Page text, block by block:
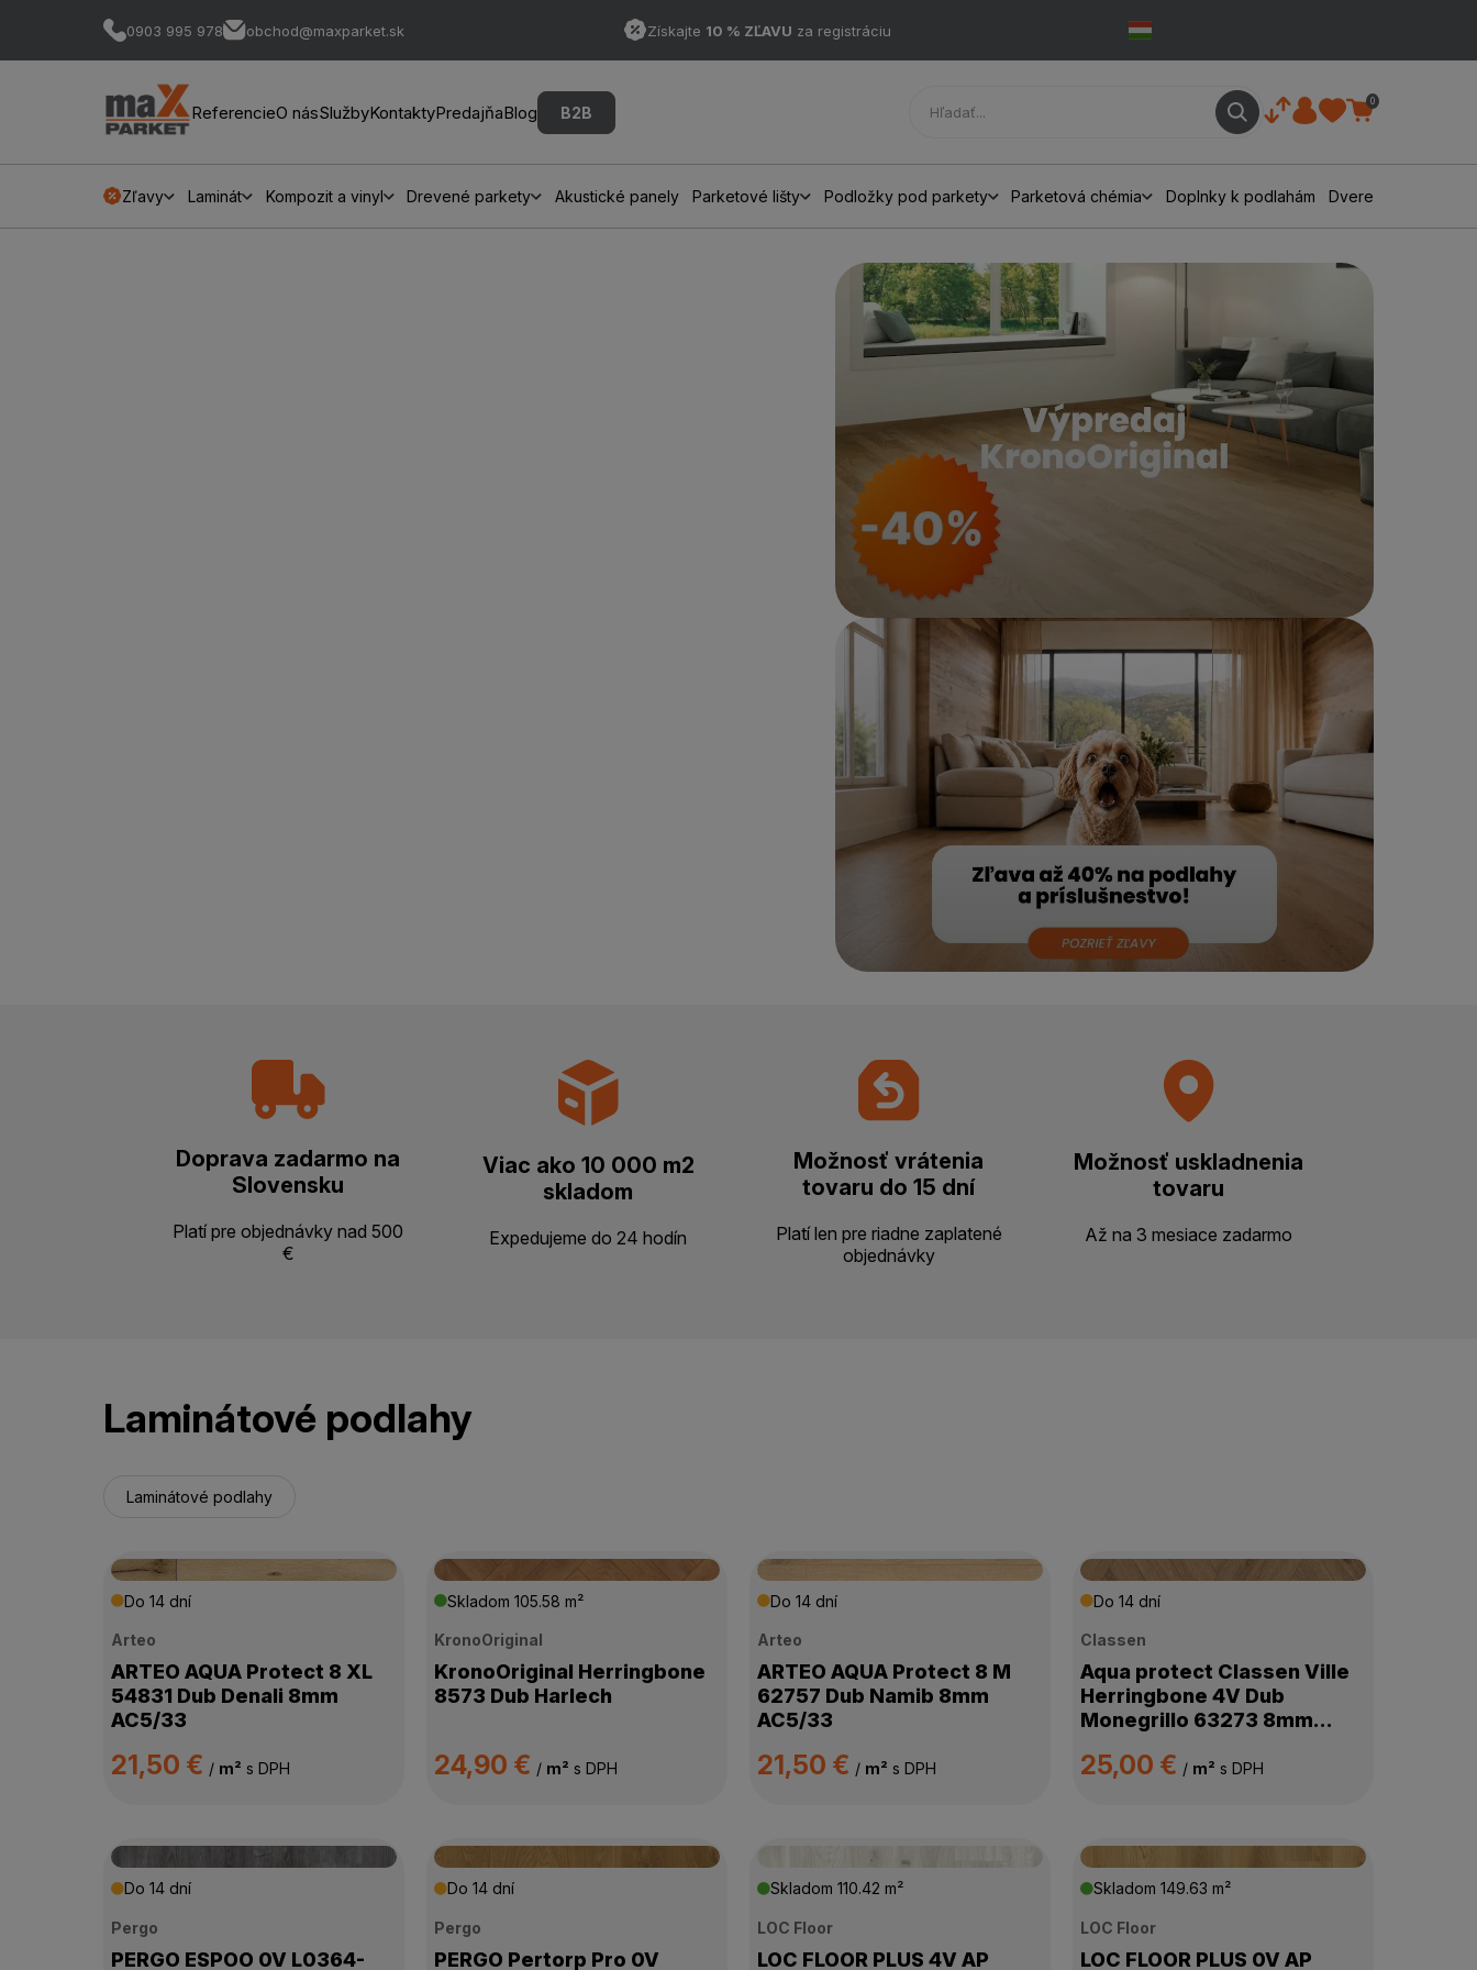
0903 995 978 obchod@maxparket.sk Získajte 10 % ZĽAVU za registráciu
ReferencieO násSlužbyKontaktyPredajňaBlog B2B
0
Zľavy Laminát Kompozit a vinyl Drevené parkety Akustické panely Parketové lišty Podložky pod parkety Parketová chémia Doplnky k podlahám Dvere
Doprava zadarmo na
Slovensku
Platí pre objednávky nad 500
€
Viac ako 10 000 m2
skladom
Expedujeme do 24 hodín
Možnosť vrátenia
tovaru do 15 dní
Platí len pre riadne zaplatené
objednávky
Možnosť uskladnenia
tovaru
Až na 3 mesiace zadarmo
Laminátové podlahy
Laminátové podlahy
Do 14 dní
Arteo
ARTEO AQUA Protect 8 XL
54831 Dub Denali 8mm
AC5/33
21,50 € / m² s DPH
Skladom105.58 m²
KronoOriginal
KronoOriginal Herringbone
8573 Dub Harlech
24,90 € / m² s DPH
Do 14 dní
Arteo
ARTEO AQUA Protect 8 M
62757 Dub Namib 8mm
AC5/33
21,50 € / m² s DPH
Do 14 dní
Classen
Aqua protect Classen Ville
Herringbone 4V Dub
Monegrillo 63273 8mm
25,00 € / m² s DPH
Do 14 dní
Pergo
PERGO ESPOO 0V L0364-
Do 14 dní
Pergo
PERGO Pertorp Pro 0V
Skladom 110.42 m²
LOC Floor
LOC FLOOR PLUS 4V AP
Skladom 149.63 m²
LOC Floor
LOC FLOOR PLUS 0V AP